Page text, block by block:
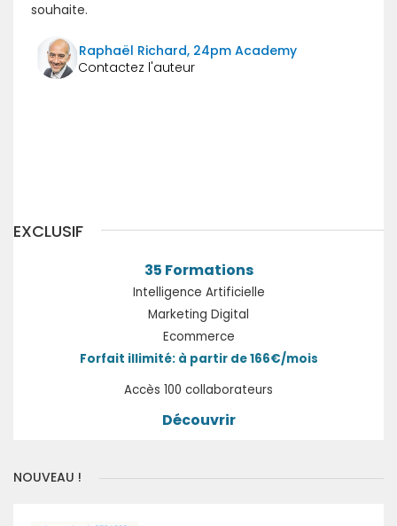
souhaite.
Raphaël Richard, 24pm Academy
EXCLUSIF
35 Formations
Intelligence Artificielle
Marketing Digital
Ecommerce
Forfait illimité: à partir de 166€/mois
Accès 100 collaborateurs
Découvrir
NOUVEAU !